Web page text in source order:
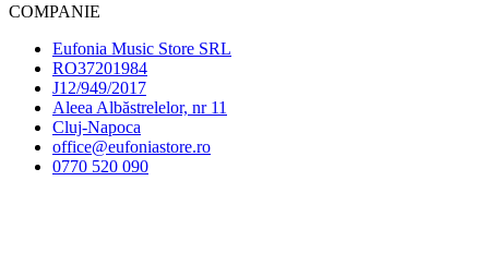
COMPANIE
Eufonia Music Store SRL
RO37201984
J12/949/2017
Aleea Albăstrelelor, nr 11
Cluj-Napoca
office@eufoniastore.ro
0770 520 090